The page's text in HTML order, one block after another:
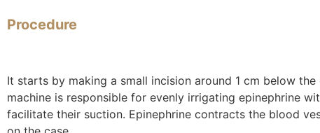
Procedure
It starts by making a small incision around 1 cm below
machine is responsible for evenly irrigating epinephrine
facilitate their suction. Epinephrine contracts the blood